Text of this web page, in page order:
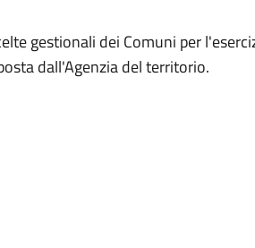
gestionali dei Comuni per
dall'Agenzia del